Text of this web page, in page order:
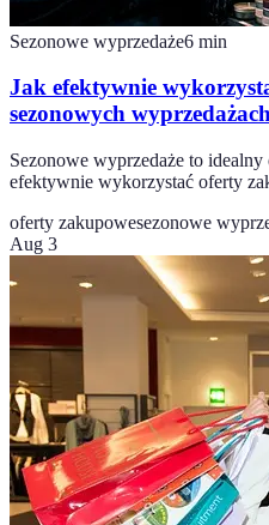
Sezonowe wyprzedaże6 min
Jak efektywnie
sezonowych
Sezonowe wyprzedaże to
efektywnie wykorzystać oferty
oferty zakupowesezonowe
Aug 3